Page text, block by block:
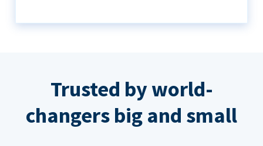
Trusted by world-
changers big and small